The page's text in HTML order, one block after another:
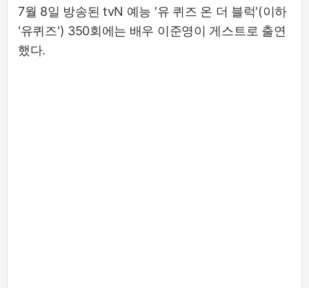
7월 8일 방송된 tvN 예능 '유 퀴즈 온 더 블럭'(이하
'유퀴즈') 350회에는 배우 이준영이 게스트로 출연
했다.